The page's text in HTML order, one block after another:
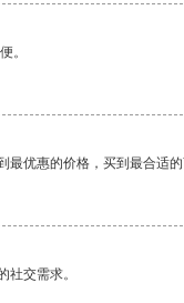
。
最优惠的价格，买到最合适
交需求。